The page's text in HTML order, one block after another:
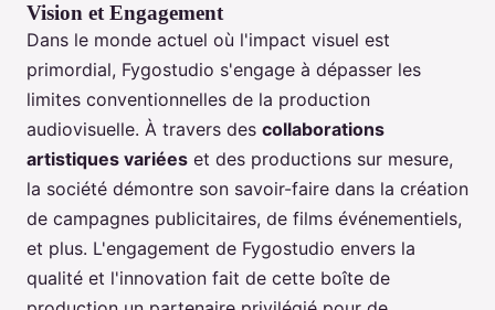
Vision et Engagement
Dans le monde actuel où l'impact visuel est
primordial, Fygostudio s'engage à dépasser les
limites conventionnelles de la production
audiovisuelle. À travers des collaborations
artistiques variées et des productions sur mesure,
la société démontre son savoir-faire dans la création
de campagnes publicitaires, de films événementiels,
et plus. L'engagement de Fygostudio envers la
qualité et l'innovation fait de cette boîte de